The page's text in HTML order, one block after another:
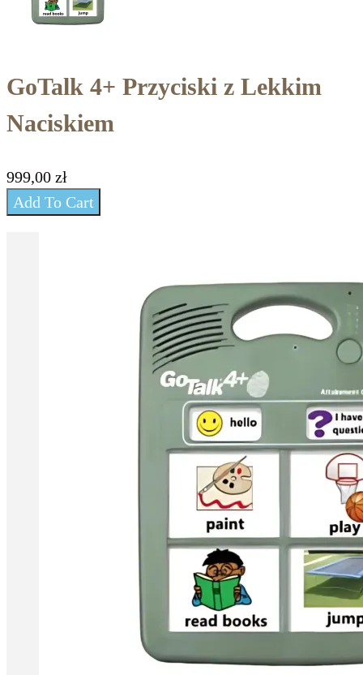
GoTalk 4+ Przyciski z Lekkim
Naciskiem
999,00 zł
Add To Cart